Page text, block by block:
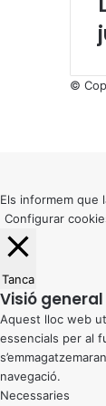
©
button
Els informem que
Configurar
Tanca
Visió
Aquest lloc web
essencials per al
navegació.
Necessaries